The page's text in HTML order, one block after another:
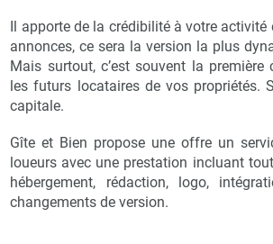
Il apporte de la crédibilité à votre
annonces, ce sera la version la plus
Mais surtout, c’est souvent la première
les futurs locataires de vos propriétés.
capitale.
Gîte et Bien propose une offre un
loueurs avec une prestation incluant
hébergement, rédaction, logo,
changements de version.